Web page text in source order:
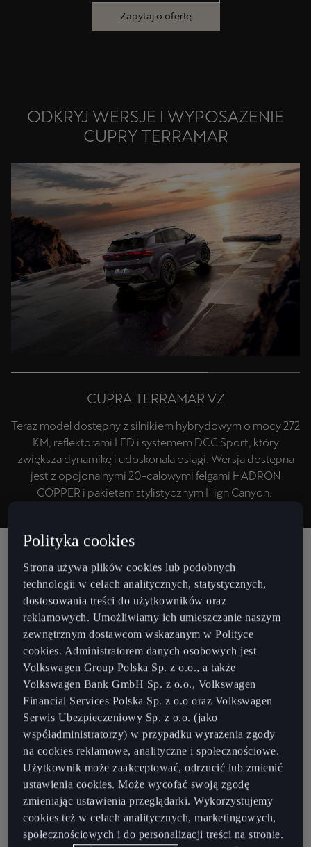
Zapytaj o ofertę
ODKRYJ WERSJE I WYPOSAŻENIE
CUPRY TERRAMAR
CUPRA TERRAMAR VZ
Teraz model dostępny z silnikiem hybrydowym o mocy 272
KM, reflektorami LED i systemem DCC Sport, który
zwiększa dynamikę i udoskonala osiągi. Wersja dostępna
jest z opcjonalnymi 20-calowymi felgami HADRON
COPPER i pakietem stylistycznym High Canyon.
CUPRA TERRAMAR
Potężny SUV napędzany wizją
Przyspieszenie (0-100 km/h):
Polityka cookies
Strona używa plików cookies lub podobnych
technologii w celach analitycznych, statystycznych,
dostosowania treści do użytkowników oraz
reklamowych. Umożliwiamy ich umieszczanie naszym
zewnętrznym dostawcom wskazanym w Polityce
cookies. Administratorem danych osobowych jest
Volkswagen Group Polska Sp. z o.o., a także
Volkswagen Bank GmbH Sp. z o.o., Volkswagen
Financial Services Polska Sp. z o.o oraz Volkswagen
Serwis Ubezpieczeniowy Sp. z o.o. (jako
współadministratorzy) w przypadku wyrażenia zgody
na cookies reklamowe, analityczne i społecznościowe.
Użytkownik może zaakceptować, odrzucić lub zmienić
ustawienia cookies. Może wycofać swoją zgodę
zmieniając ustawienia przeglądarki. Wykorzystujemy
cookies też w celach analitycznych, marketingowych,
społecznościowych i do personalizacji treści na stronie.